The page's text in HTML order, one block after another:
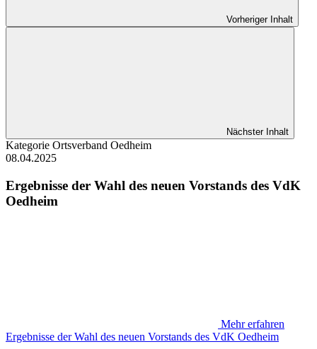
Vorheriger Inhalt
Nächster Inhalt
Kategorie Ortsverband Oedheim
08.04.2025
Ergebnisse der Wahl des neuen Vorstands des VdK
Oedheim
Mehr erfahren
Ergebnisse der Wahl des neuen Vorstands des VdK Oedheim